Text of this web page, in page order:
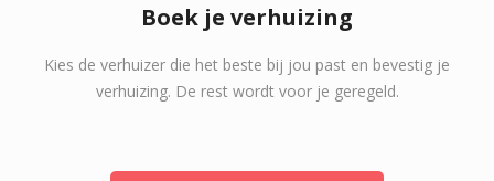
Boek je verhuizing
Kies de verhuizer die het beste bij jou past en bevestig je
verhuizing. De rest wordt voor je geregeld.